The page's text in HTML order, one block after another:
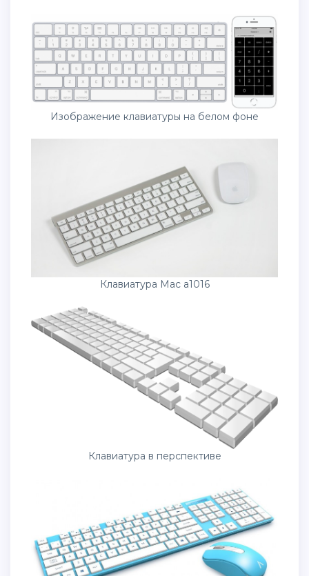
Изображение клавиатуры на белом фоне
Клавиатура Mac a1016
Клавиатура в перспективе